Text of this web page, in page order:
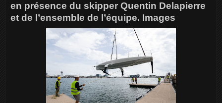
en présence du skipper Quentin Delapierre
et de l’ensemble de l’équipe. Images